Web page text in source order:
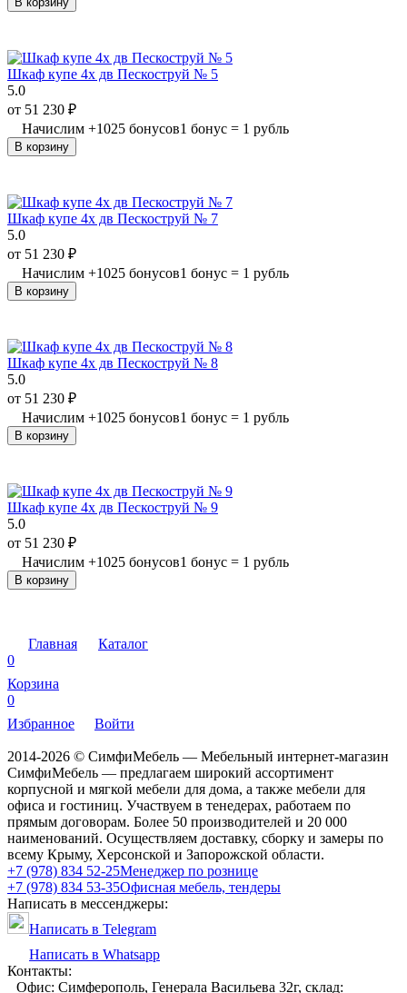
Шкаф купе 4х дв Пескоструй № 5
5.0
от 51 230 ₽
Начислим +1025 бонусов1 бонус = 1 рубль
В корзину
Шкаф купе 4х дв Пескоструй № 7
5.0
от 51 230 ₽
Начислим +1025 бонусов1 бонус = 1 рубль
В корзину
Шкаф купе 4х дв Пескоструй № 8
5.0
от 51 230 ₽
Начислим +1025 бонусов1 бонус = 1 рубль
В корзину
Шкаф купе 4х дв Пескоструй № 9
5.0
от 51 230 ₽
Начислим +1025 бонусов1 бонус = 1 рубль
В корзину
Главная
Каталог
0
Корзина
0
Избранное
Войти
2014-2026 © СимфиМебель — Мебельный интернет-магазин
СимфиМебель — предлагаем широкий ассортимент
корпусной и мягкой мебели для дома, а также мебели для
офиса и гостиниц. Участвуем в тенедерах, работаем по
прямым договорам. Более 50 производителей и 20 000
наименований. Осуществляем доставку, сборку и замеры по
всему Крыму, Херсонской и Запорожской области.
+7 (978) 834 52-25Менеджер по рознице
+7 (978) 834 53-35Офисная мебель, тендеры
Написать в мессенджеры:
Написать в Telegram
Написать в Whatsapp
Контакты:
Офис: Симферополь, Генерала Васильева 32г, склад: